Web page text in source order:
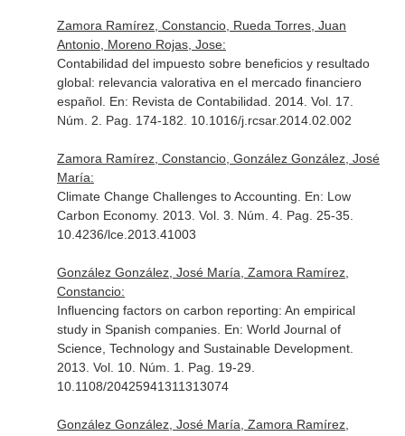
Zamora Ramírez, Constancio, Rueda Torres, Juan
Antonio, Moreno Rojas, Jose:
Contabilidad del impuesto sobre beneficios y resultado
global: relevancia valorativa en el mercado financiero
español. En: Revista de Contabilidad . 2014. Vol. 17.
Núm. 2. Pag. 174-182. 10.1016/j.rcsar.2014.02.002
Zamora Ramírez, Constancio, González González, José
María:
Climate Change Challenges to Accounting. En: Low
Carbon Economy. 2013. Vol. 3. Núm. 4. Pag. 25-35.
10.4236/lce.2013.41003
González González, José María, Zamora Ramírez,
Constancio:
Influencing factors on carbon reporting: An empirical
study in Spanish companies. En: World Journal of
Science, Technology and Sustainable Development.
2013. Vol. 10. Núm. 1. Pag. 19-29.
10.1108/20425941311313074
González González, José María, Zamora Ramírez,